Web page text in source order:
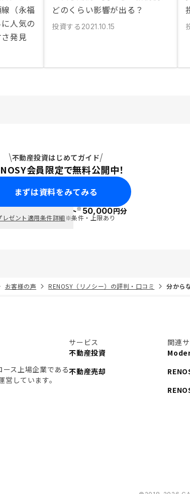
（永福
人気の
発見
どのくらい影響が出る？
投資する 2021.10.15
不動産投資はじめてガイド
会員限定で無料公開中！
まずは資料をみてみる
談で ポイント※50,000円分
レゼント適用条件詳細※条件・上限あり
お客様の声 RENOSY（リノシー）の評判・口コミ 分から
ース上場企業である
しています。
サービス
不動産投資
不動産売却
関連